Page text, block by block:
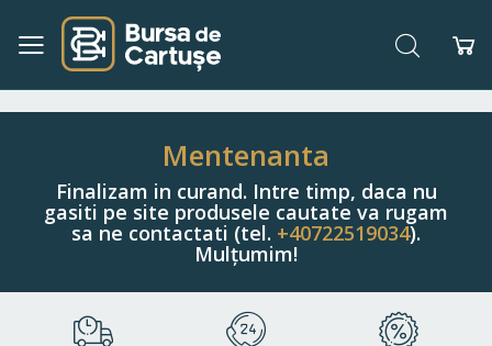
Navigați
Conținut
Căutare
Mentenanta
Finalizam in curand. Intre timp, daca nu
gasiti pe site produsele cautate va rugam
sa ne contactati (tel. +40722519034).
Mulțumim!